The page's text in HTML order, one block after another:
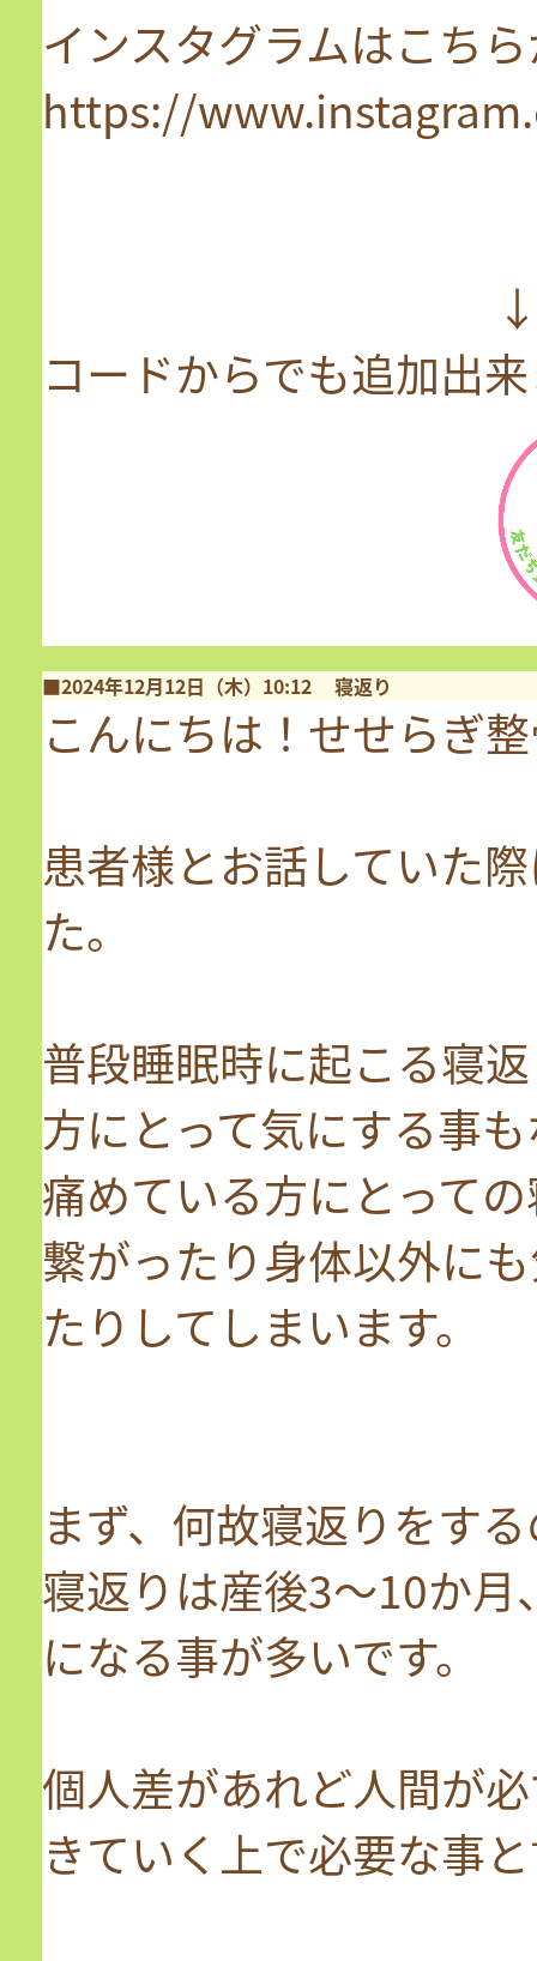
インスタグラムはこち
https://
↓↓↓↓↓公式
コードからでも追加
■2024年12月12日（木）10:12 寝返り
こんにちは！せせらぎ
患者様とお話していた
た。
普段睡眠時に起こる寝
方にとって気にする事
痛めている方にとって
繋がったり身体以外に
たりしてしまいます。
まず、何故寝返りをす
寝返りは産後3～10か
になる事が多いです。
個人差があれど人間が
きていく上で必要な事